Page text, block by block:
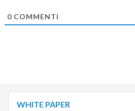
0COMMENTI
WHITE PAPER